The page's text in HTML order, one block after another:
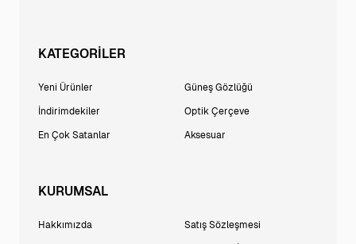
KATEGORİLER
Yeni Ürünler
İndirimdekiler
En Çok Satanlar
Güneş Gözlüğü
Optik Çerçeve
Aksesuar
KURUMSAL
Hakkımızda Satış Sözleşmesi